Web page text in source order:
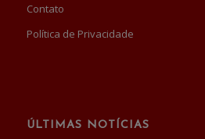
Contato
Política de Privacidade
ÚLTIMAS NOTÍCIAS